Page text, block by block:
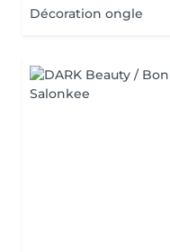
Décoration ongle